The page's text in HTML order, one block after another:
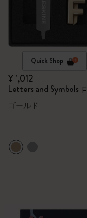
Quick Shop
¥ 1,012
Letters and Symbols F
ゴールド